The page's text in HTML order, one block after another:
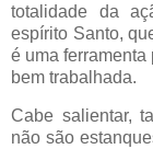
totalidade da
espírito Santo,
é uma
bem trabalhada.
Cabe salientar,
não são